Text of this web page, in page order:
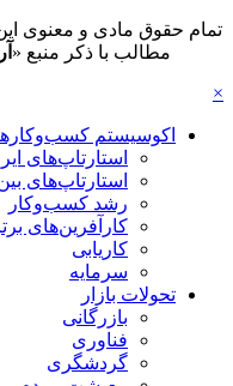
تمام حقوق مادی و معنوی
مطالب با ذکر منبع «
×
اکوسیستم
استارتاپ‌های
استارتاپ‌های
رشد کسب‌وکار
کارآفرین‌های
کاریابی
سرمایه
تحولات بازار
بازرگانی
فناوری
گردشگری